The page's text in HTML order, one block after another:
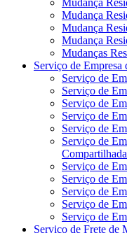
Mudança
Mudança
Mudança
Mudança
Mudanças
Serviço de Empresa
Serviço de
Serviço de
Serviço de
Serviço de
Serviço de
Serviço de
Compartilhada
Serviço de
Serviço de
Serviço de
Serviço de
Serviço de
Serviço de Frete de